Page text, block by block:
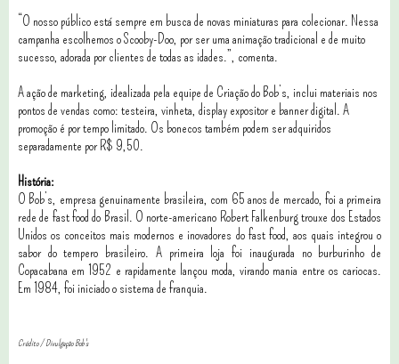
“O nosso público está sempre em busca de novas miniaturas para colecionar. Nessa
campanha escolhemos o Scooby-Doo, por ser uma animação tradicional e de muito
sucesso, adorada por clientes de todas as idades.”, comenta.
A ação de marketing, idealizada pela equipe de Criação do Bob’s, inclui materiais nos
pontos de vendas como: testeira, vinheta, display expositor e banner digital. A
promoção é por tempo limitado. Os bonecos também podem ser adquiridos
separadamente por R$ 9,50.
História:
O Bob’s, empresa genuinamente brasileira, com 65 anos de mercado, foi a primeira
rede de fast food do Brasil. O norte-americano Robert Falkenburg trouxe dos Estados
Unidos os conceitos mais modernos e inovadores do fast food, aos quais integrou o
sabor do tempero brasileiro. A primeira loja foi inaugurada no burburinho de
Copacabana em 1952 e rapidamente lançou moda, virando mania entre os cariocas.
Em 1984, foi iniciado o sistema de franquia.
Crédito / Divulgação Bob's